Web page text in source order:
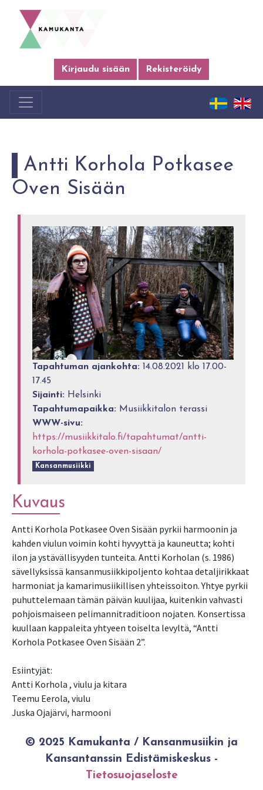
Kirjaudu sisään Rekisteröidy
Antti Korhola Potkasee
Oven Sisään
Tapahtuman ajankohta: 14.08.2021 klo 17.00-
17.45
Sijainti: Helsinki
Tapahtumapaikka: Musiikkitalon terassi
WWW-sivu:
https://musiikkitalo.fi/tapahtumat/antti-
korhola-potkasee-oven-sisaan/
Kansanmusiikki
Kuvaus
Antti Korhola Potkasee Oven Sisään pyrkii harmoonin ja
kahden viulun voimin kohti hyvyyttä ja kauneutta; kohti
ilon ja ystävällisyyden tunteita. Antti Korholan (s. 1986)
sävellyksissä kansanmusiikkipoljento kohtaa detaljirikkaat
harmoniat ja kamarimusiikillisen yhteissoiton. Yhtye pyrkii
puhuttelemaan tämän päivän kuulijaa, kuitenkin vahvasti
pohjoismaiseen pelimannitraditioon nojaten. Konsertissa
kuullaan kappaleita yhtyeen toiselta levyltä, “Antti
Korhola Potkasee Oven Sisään 2”.
Esiintyjät:
Antti Korhola , viulu ja kitara
Teemu Eerola, viulu
Juska Ojajärvi, harmooni
© 2025 Kamukanta / Kansanmusiikin ja
Kansantanssin Edistämiskeskus -
Tietosuojaseloste